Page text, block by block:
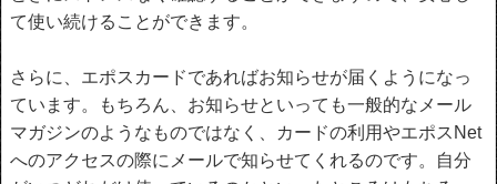
て使い続けることができます。
さらに、エポスカードであればお知らせが届くようになっ
ています。もちろん、お知らせといっても一般的なメール
マガジンのようなものではなく、カードの利用やエポスNet
へのアクセスの際にメールで知らせてくれるのです。自分